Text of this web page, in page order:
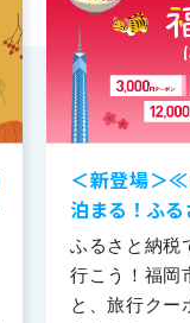
＜新登場＞
泊まる！ふ
ふるさと納税
行こう！福岡
と、旅行クー